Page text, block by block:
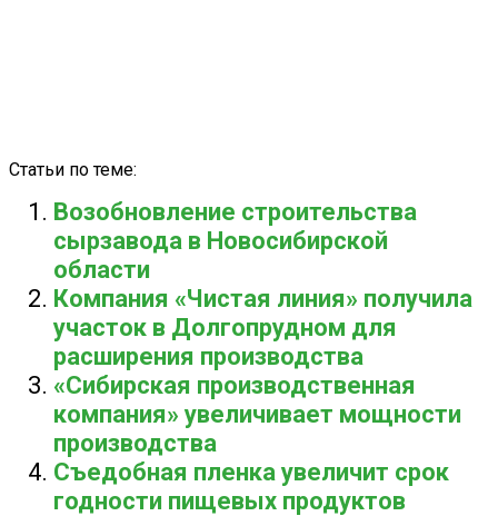
Статьи по теме:
Возобновление строительства
сырзавода в Новосибирской
области
Компания «Чистая линия» получила
участок в Долгопрудном для
расширения производства
«Сибирская производственная
компания» увеличивает мощности
производства
Съедобная пленка увеличит срок
годности пищевых продуктов